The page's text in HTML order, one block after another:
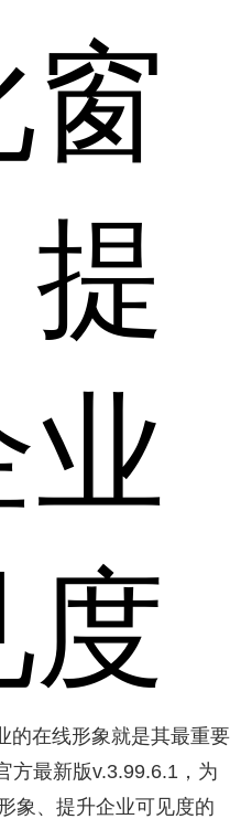
窗
提
业
度
的在线形象就是其最重要
方最新版v.3.99.6.1，为
象、提升企业可见度的